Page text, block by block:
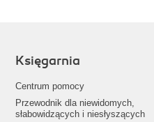
Księgarnia
Centrum pomocy
Przewodnik dla niewidomych,
słabowidzących i niesłyszących